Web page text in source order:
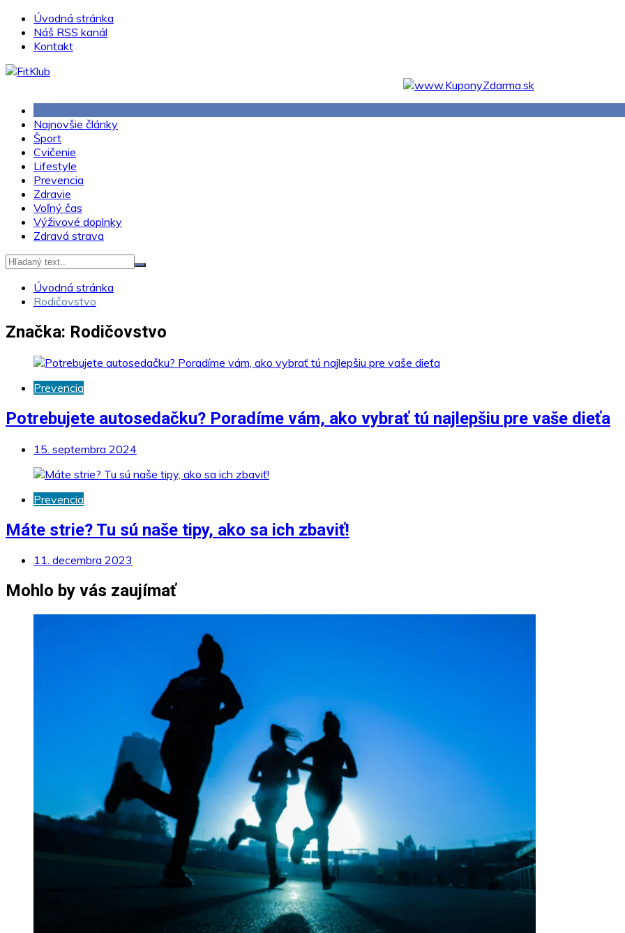
Skip
content
Úvodná stránka
Náš RSS kanál
Kontakt
Najnovšie články
Šport
Cvičenie
Lifestyle
Prevencia
Zdravie
Voľný čas
Výživové doplnky
Zdravá strava
Úvodná stránka
Rodičovstvo
Značka: Rodičovstvo
Prevencia
Potrebujete autosedačku? Poradíme vám, ako vybrať tú najlepšiu pre vaše dieťa
15. septembra 2024
Prevencia
Máte strie? Tu sú naše tipy, ako sa ich zbaviť!
11. decembra 2023
Mohlo by vás zaujímať